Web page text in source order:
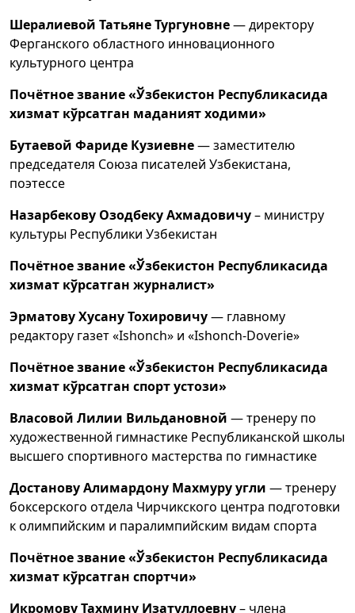
Шералиевой Татьяне Тургуновне— директору
Ферганского областного инновационного
культурного центра
Почётное звание «Ўзбекистон Республикасида
хизмат кўрсатган маданият ходими»
Бутаевой Фариде Кузиевне— заместителю
председателя Союза писателей Узбекистана,
поэтессе
Назарбекову Озодбеку Ахмадовичу– министру
культуры Республики Узбекистан
Почётное звание «Ўзбекистон Республикасида
хизмат кўрсатган журналист»
Эрматову Хусану Тохировичу— главному
редактору газет «Ishonch» и «Ishonch-Doverie»
Почётное звание «Ўзбекистон Республикасида
хизмат кўрсатган спорт устози»
Власовой Лилии Вильдановной — тренеру по
художественной гимнастике Республиканской школы
высшего спортивного мастерства по гимнастике
Достанову Алимардону Махмуру угли — тренеру
боксерского отдела Чирчикского центра подготовки
к олимпийским и паралимпийским видам спорта
Почётное звание «Ўзбекистон Республикасида
хизмат кўрсатган спортчи»
Икромову Тахмину Изатуллоевну– члена